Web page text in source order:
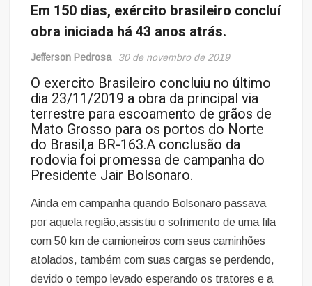
Em 150 dias, exército brasileiro concluí
obra iniciada há 43 anos atrás.
Jefferson Pedrosa 30 de novembro de 2019
O exercito Brasileiro concluiu no último
dia 23/11/2019 a obra da principal via
terrestre para escoamento de grãos de
Mato Grosso para os portos do Norte
do Brasil,a BR-163.A conclusão da
rodovia foi promessa de campanha do
Presidente Jair Bolsonaro.
Ainda em campanha quando Bolsonaro passava
por aquela região,assistiu o sofrimento de uma fila
com 50 km de camioneiros com seus caminhões
atolados, também com suas cargas se perdendo,
devido o tempo levado esperando os tratores e a